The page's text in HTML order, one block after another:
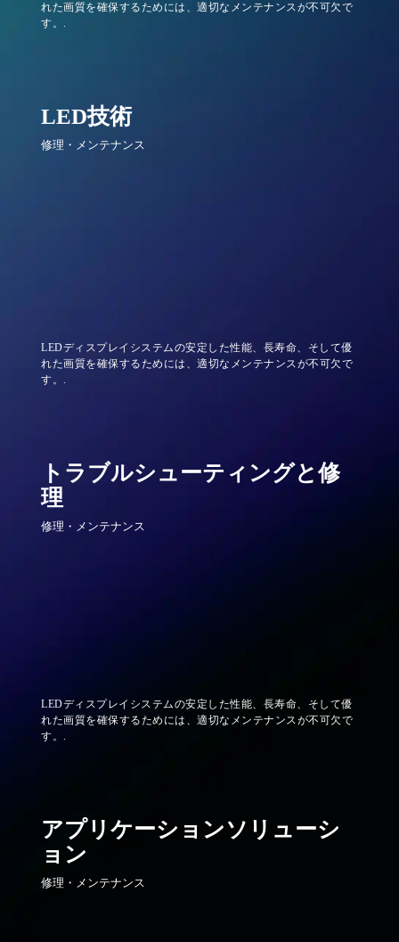
れた画質を確保するためには、適切なメンテナンスが不可欠で
す。.
LED技術
修理・メンテナンス
LEDディスプレイシステムの安定した性能、長寿命、そして優
れた画質を確保するためには、適切なメンテナンスが不可欠で
す。.
トラブルシューティングと修
理
修理・メンテナンス
LEDディスプレイシステムの安定した性能、長寿命、そして優
れた画質を確保するためには、適切なメンテナンスが不可欠で
す。.
アプリケーションソリューシ
ョン
修理・メンテナンス